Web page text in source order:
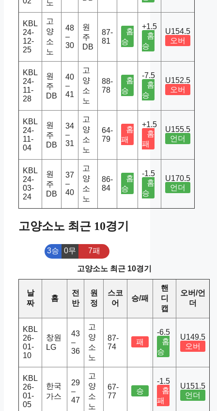
노
KBL
24-
12-
25
고
양
소
노
48
–
30
원
주
DB
87-
81
홈
승
+1.5
홈
승
U154.5
오버
KBL
24-
11-
28
원
주
DB
40
–
41
고
양
소
노
88-
78
홈
승
-7.5
홈
승
U152.5
오버
KBL
24-
11-
04
원
주
DB
34
–
31
고
양
소
노
64-
79
홈
패
+1.5
홈
패
U155.5
언더
KBL
24-
03-
24
원
주
DB
37
–
40
고
양
소
노
86-
84
홈
승
-1.5
홈
승
U170.5
언더
고양소노 최근 10경기
3승 0무 7패
고양소노 최근 10경기
날
짜
홈
전
반
원
정
스코
어
승/패
핸
디
캡
오버/언
더
KBL
26-
01-
10
창원
LG
43
–
36
고
양
소
노
87-
74
패
-6.5
홈
승
U149.5
오버
KBL
26-
01-
05
한국
가스
29
–
47
고
양
소
노
67-
77
승
-1.5
홈
패
U151.5
언더